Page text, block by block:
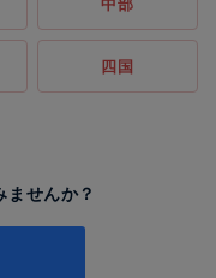
四国
せんか？